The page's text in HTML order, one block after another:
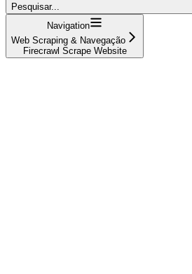
Pesquisar...
Navigation
Web Scraping & Navegação
Firecrawl Scrape Website